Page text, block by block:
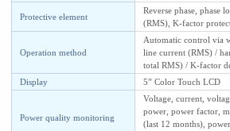
Protective element
Reverse phase, phase
(RMS), K-factor
Operation method
Automatic control via
line current (RMS) /
total RMS) / K-factor
Display
5” Color Touch LCD
Power quality monitoring
Voltage, current,
power, power factor,
(last 12 months),